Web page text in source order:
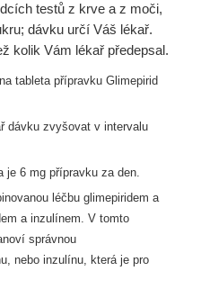
testů z krve a z moči,
dávku určí Váš lékař.
kolik Vám lékař předepsal.
tableta přípravku Glimepirid
dávku zvyšovat v intervalu
je 6 mg přípravku za den.
léčbu glimepiridem a
a inzulínem. V tomto
správnou
nebo inzulínu, která je pro